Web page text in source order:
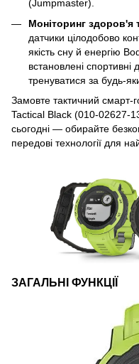
(Jumpmaster).
Моніторинг здоров'я
датчики цілодобово
якість сну й енергію
встановлені
тренуватися за будь-
Замовте тактичний
Tactical Black (010-02627-
сьогодні — обирайте
передові технології для
ЗАГАЛЬНІ ФУНКЦІЇ